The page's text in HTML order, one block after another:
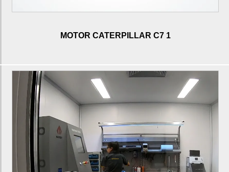
Cabeçote de motor c7.1
Cabeçote de motor c6.6
Cabeçote de motor c9
10r7222 caterpillar
10r7225 injetor
MOTOR CATERPILLAR C7 1